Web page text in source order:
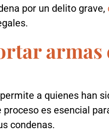
por un delito grave,
armas
permite a quienes han
es esencial
condenas.